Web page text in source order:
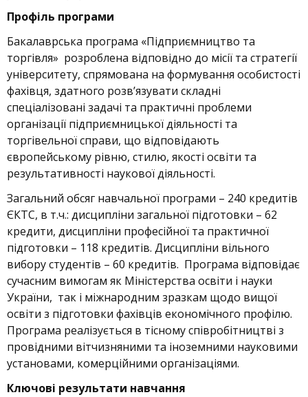
Профіль програми
Бакалаврська програма «Підприємництво та
торгівля» розроблена відповідно до місії та стратегії
університету, спрямована на формування особистості
фахівця, здатного розв’язувати складні
спеціалізовані задачі та практичні проблеми
організації підприємницької діяльності та
торгівельної справи, що відповідають
європейському рівню, стилю, якості освіти та
результативності наукової діяльності.
Загальний обсяг навчальної програми – 240 кредитів
ЄКТС, в т.ч.: дисципліни загальної підготовки – 62
кредити, дисципліни професійної та практичної
підготовки – 118 кредитів. Дисципліни вільного
вибору студентів – 60 кредитів. Програма відповідає
сучасним вимогам як Міністерства освіти і науки
України, так і міжнародним зразкам щодо вищої
освіти з підготовки фахівців економічного профілю.
Програма реалізується в тісному співробітництві з
провідними вітчизняними та іноземними науковими
установами, комерційними організаціями.
Ключові результати навчання